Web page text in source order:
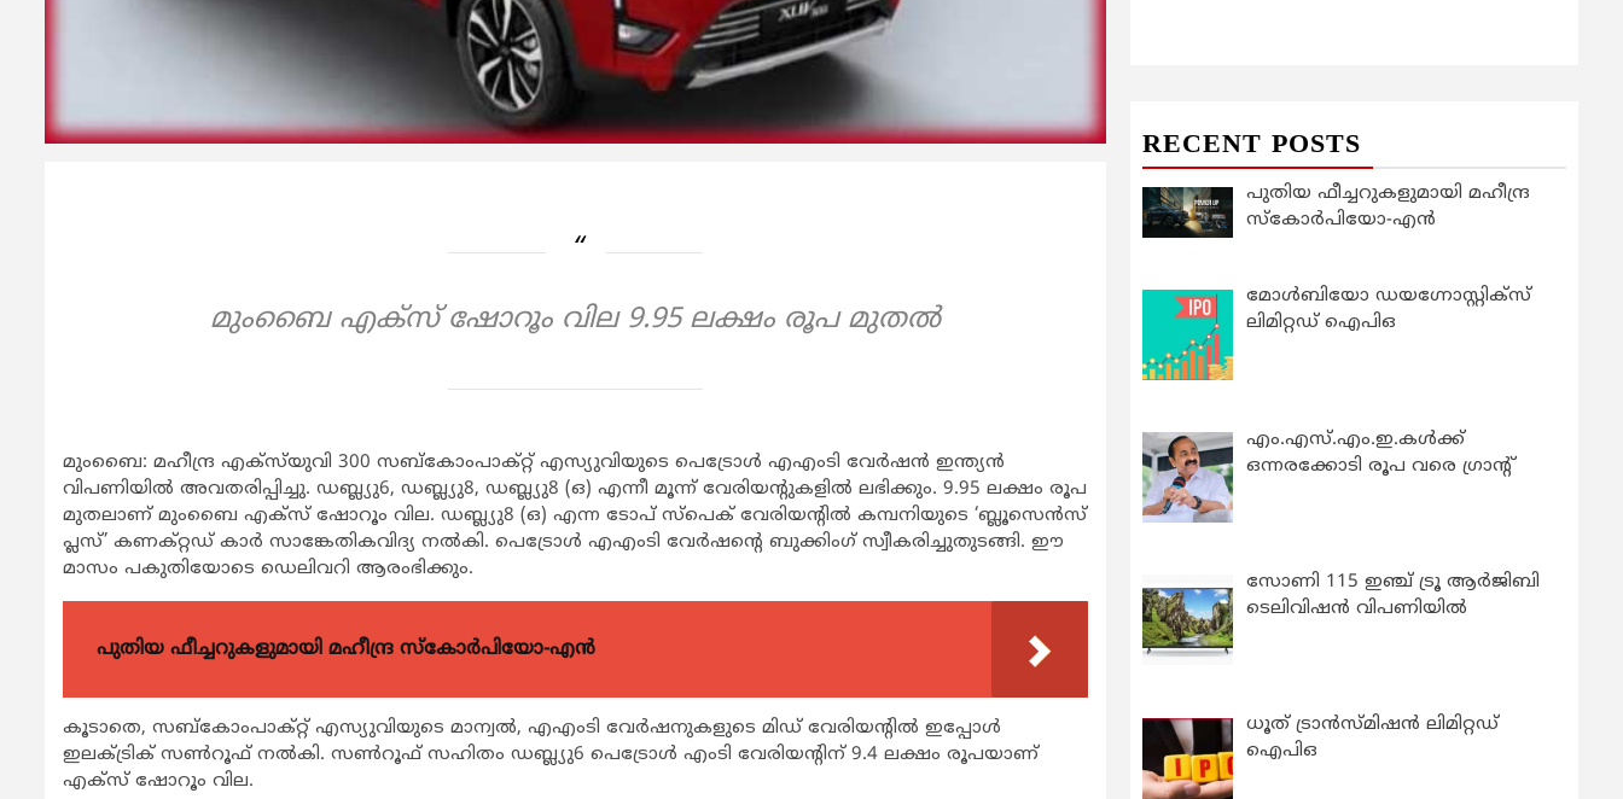
മുംബൈ എക്‌സ് ഷോറൂം വില 9.95 ലക്ഷം രൂപ മുതല്‍
മുംബൈ: മഹീന്ദ്ര എക്സ്‌യുവി 300 സബ്‌കോംപാക്റ്റ് എസ്യുവിയുടെ പെട്രോള്‍ എഎംടി വേര്‍ഷന്‍ ഇന്ത്യന്‍
വിപണിയില്‍ അവതരിപ്പിച്ചു. ഡബ്ല്യു6, ഡബ്ല്യു8, ഡബ്ല്യു8 (ഒ) എന്നീ മൂന്ന് വേരിയന്റുകളില്‍ ലഭിക്കും. 9.95 ലക്ഷം രൂപ
മുതലാണ് മുംബൈ എക്‌സ് ഷോറൂം വില. ഡബ്ല്യു8 (ഒ) എന്ന ടോപ് സ്‌പെക് വേരിയന്റില്‍ കമ്പനിയുടെ ‘ബ്ലൂസെന്‍സ്
പ്ലസ്’ കണക്റ്റഡ് കാര്‍ സാങ്കേതികവിദ്യ നല്‍കി. പെട്രോള്‍ എഎംടി വേര്‍ഷന്റെ ബുക്കിംഗ് സ്വീകരിച്ചുതുടങ്ങി. ഈ
മാസം പകുതിയോടെ ഡെലിവറി ആരംഭിക്കും.
പുതിയ ഫീച്ചറുകളുമായി മഹീന്ദ്ര സ്കോർപിയോ-എൻ
കൂടാതെ, സബ്‌കോംപാക്റ്റ് എസ്യുവിയുടെ മാന്വല്‍, എഎംടി വേര്‍ഷനുകളുടെ മിഡ് വേരിയന്റില്‍ ഇപ്പോള്‍
ഇലക്ട്രിക് സണ്‍റൂഫ് നല്‍കി. സണ്‍റൂഫ് സഹിതം ഡബ്ല്യു6 പെട്രോള്‍ എംടി വേരിയന്റിന് 9.4 ലക്ഷം രൂപയാണ്
എക്‌സ് ഷോറൂം വില.
RECENT POSTS
പുതിയ ഫീച്ചറുകളുമായി മഹീന്ദ്ര
സ്കോർപിയോ-എൻ
മോൾബിയോ ഡയഗ്നോസ്റ്റിക്സ്
ലിമിറ്റഡ് ഐപിഒ
എം.എസ്.എം.ഇ.കൾക്ക്
ഒന്നരക്കോടി രൂപ വരെ ഗ്രാന്റ്
സോണി 115 ഇഞ്ച് ട്രൂ ആർജിബി
ടെലിവിഷൻ വിപണിയിൽ
ധൂത് ട്രാൻസ്മിഷൻ ലിമിറ്റഡ്
ഐപിഒ